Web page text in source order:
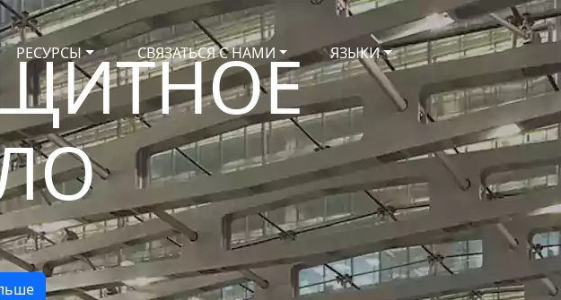
РЕСУРСЫ СВЯЗАТЬСЯ С НАМИ ЯЗЫКИ